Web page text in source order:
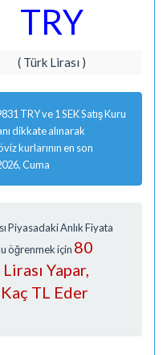
TRY
( Türk Lirası )
TRY ve 1 SEK Satış Kuru
dikkate alınarak
kurlarının en son
Cuma
Piyasadaki Anlık Fiyata
öğrenmek için 80
Yapar,
TL Eder